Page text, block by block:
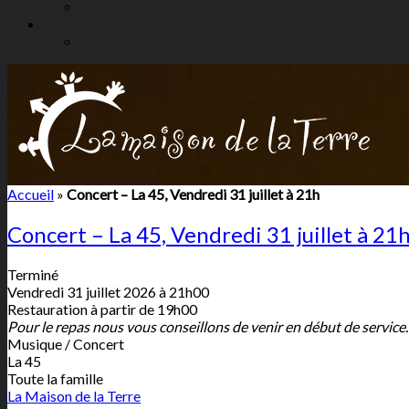
Accueil » Concert – La 45, Vendredi 31 juillet à 21h
Concert – La 45, Vendredi 31 juillet à
Terminé
Vendredi 31 juillet 2026 à 21h00
Restauration à partir de 19h00
Pour le repas nous vous conseillons de venir en début de service.
Musique / Concert
La 45
Toute la famille
La Maison de la Terre